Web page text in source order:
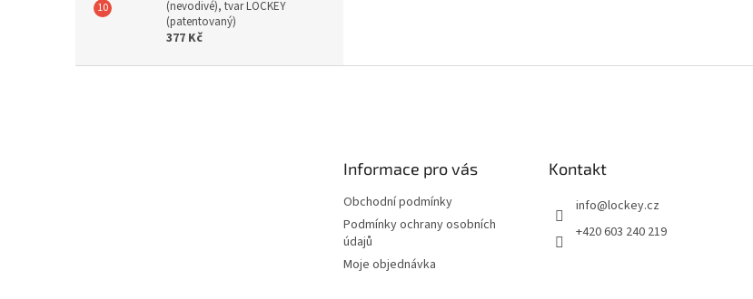
(nevodivé), tvar LOCKEY
(patentovaný)
377 Kč
Informace pro vás
Obchodní podmínky
Podmínky ochrany osobních
údajů
Moje objednávka
Kontakt
info@lockey.cz
+420 603 240 219